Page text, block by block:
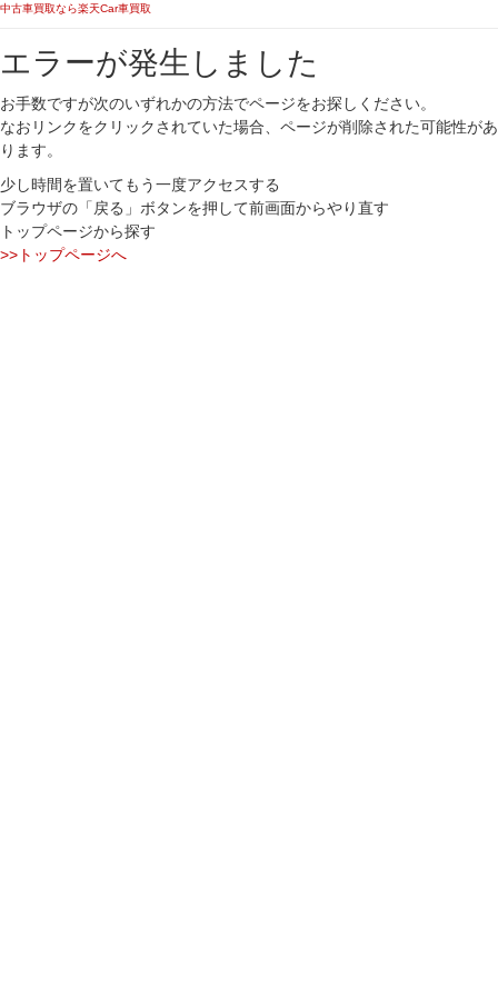
中古車買取なら楽天Car車買取
エラーが発生しました
お手数ですが次のいずれかの方法でページをお探しください。
なおリンクをクリックされていた場合、ページが削除された可能性があ
ります。
少し時間を置いてもう一度アクセスする
ブラウザの「戻る」ボタンを押して前画面からやり直す
トップページから探す
>>トップページへ